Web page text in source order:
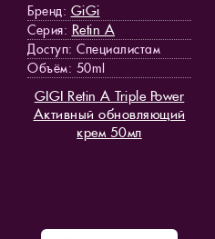
Бренд: GiGi
Серия: Retin A
Доступ: Специалистам
Объём: 50ml
GIGI Retin A Triple Power
Активный обновляющий
крем 50мл